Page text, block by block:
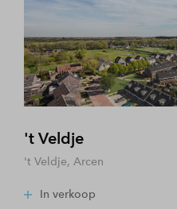
't Veldje
't Veldje, Arcen
In verkoop